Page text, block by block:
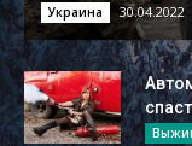
Украина 30.04.2022